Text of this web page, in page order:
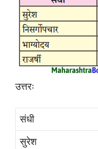
उत्तरः
संधी
सुरेश